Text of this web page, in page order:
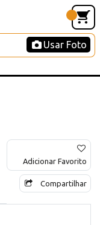
Usar Foto
Adicionar Favorito
Compartilhar